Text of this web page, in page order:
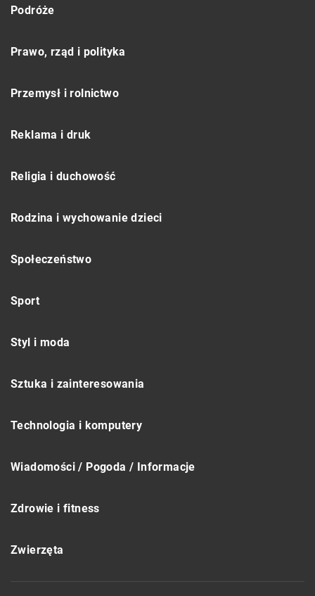
Podróże
Prawo, rząd i polityka
Przemysł i rolnictwo
Reklama i druk
Religia i duchowość
Rodzina i wychowanie dzieci
Społeczeństwo
Sport
Styl i moda
Sztuka i zainteresowania
Technologia i komputery
Wiadomości / Pogoda / Informacje
Zdrowie i fitness
Zwierzęta